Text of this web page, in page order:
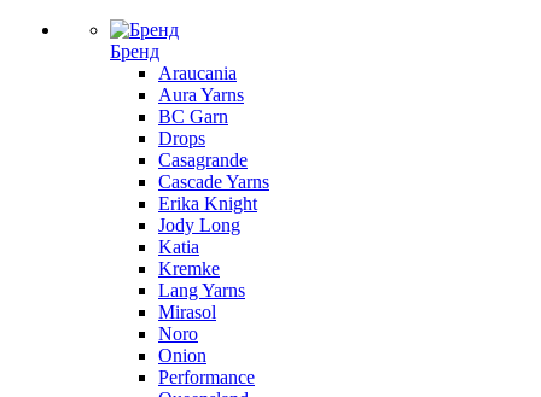
Бренд
Araucania
Aura Yarns
BC Garn
Drops
Casagrande
Cascade Yarns
Erika Knight
Jody Long
Katia
Kremke
Lang Yarns
Mirasol
Noro
Onion
Performance